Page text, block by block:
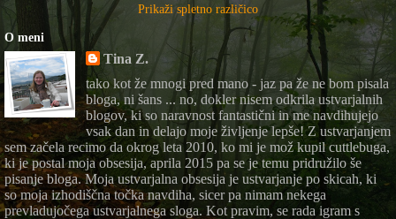
Prikaži spletno različico
O meni
Tina Z.
tako kot že mnogi pred mano - jaz pa že ne bom pisala
bloga, ni šans ... no, dokler nisem odkrila ustvarjalnih
blogov, ki so naravnost fantastični in me navdihujejo
vsak dan in delajo moje življenje lepše! Z ustvarjanjem
sem začela recimo da okrog leta 2010, ko mi je mož kupil cuttlebuga,
ki je postal moja obsesija, aprila 2015 pa se je temu pridružilo še
pisanje bloga. Moja ustvarjalna obsesija je ustvarjanje po skicah, ki
so moja izhodiščna točka navdiha, sicer pa nimam nekega
prevladujočega ustvarjalnega sloga. Kot pravim, se rada igram s